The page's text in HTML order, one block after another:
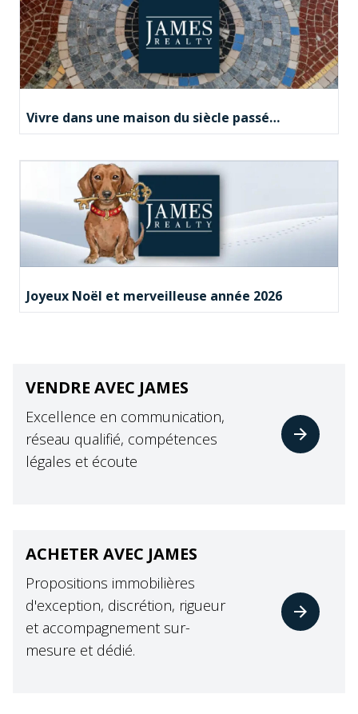
Vivre dans une maison du siècle passé…
Joyeux Noël et merveilleuse année 2026
VENDRE AVEC JAMES
Excellence en communication,
réseau qualifié, compétences
légales et écoute
ACHETER AVEC JAMES
Propositions immobilières
d'exception, discrétion, rigueur
et accompagnement sur-
mesure et dédié.